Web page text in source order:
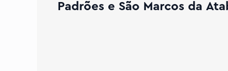
Padrões e São Marcos da